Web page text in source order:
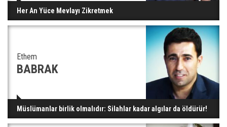
Her An Yüce Mevlayı Zikretmek
Ethem
BABRAK
Müslümanlar birlik olmalıdır: Silahlar kadar algılar da öldürür!